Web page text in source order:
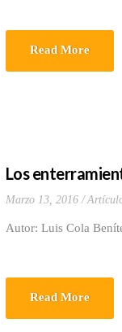
Read More
Los
Marzo 13, 2016
Autor: Luis Cola
Read More